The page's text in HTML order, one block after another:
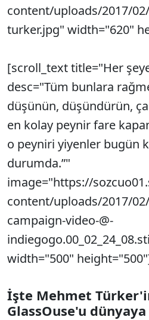
content/uploads/2017/
turker.jpg" width="620"
[scroll_text title="Her
desc="Tüm bunlara
düşünün, düşündürün,
en kolay peynir fare
o peyniri yiyenler bugün
durumda.”"
image="https://
content/uploads/2017/
campaign-video-@-
width="500"
İşte Mehmet
GlassOuse'u